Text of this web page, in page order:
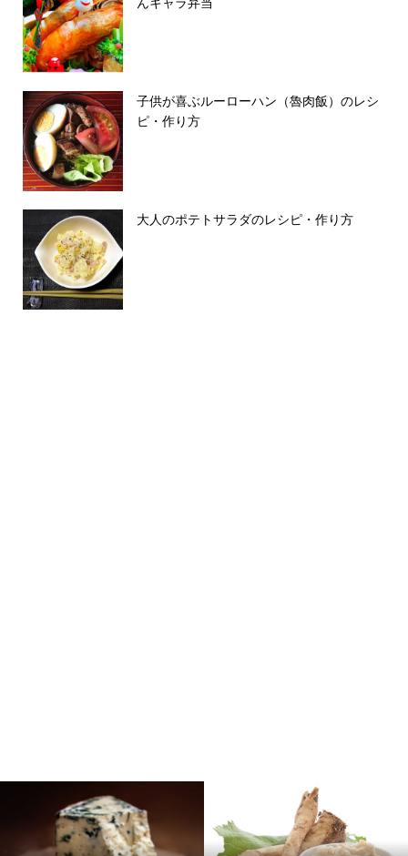
子供が喜ぶルーローハン（魯肉飯）のレシ
ピ・作り方
大人のポテトサラダのレシピ・作り方